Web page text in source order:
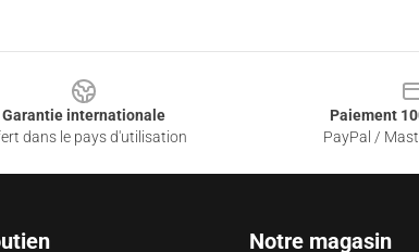
Garantie internationale
dans le pays d'utilisation
Paiement
PayPal /
Notre magasin